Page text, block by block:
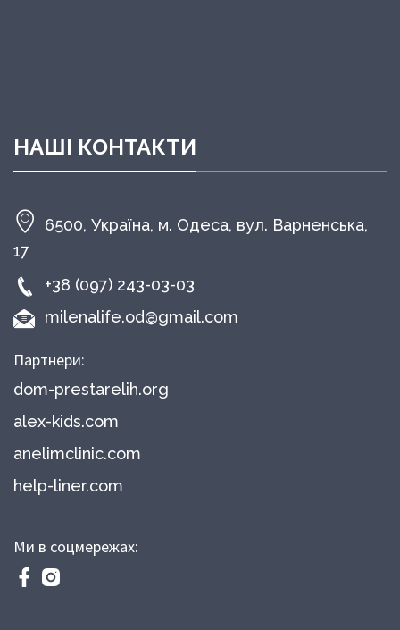
НАШІ КОНТАКТИ
6500, Україна, м. Одеса, вул. Варненська,
17
+38 (097) 243-03-03
milenalife.od@gmail.com
Партнери:
dom-prestarelih.org
alex-kids.com
anelimclinic.com
help-liner.com
Ми в соцмережах: